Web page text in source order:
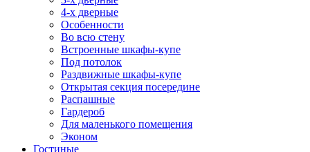
4-х дверные
Особенности
Во всю стену
Встроенные шкафы-купе
Под потолок
Раздвижные шкафы-купе
Открытая секция посередине
Распашные
Гардероб
Для маленького помещения
Эконом
Гостиные